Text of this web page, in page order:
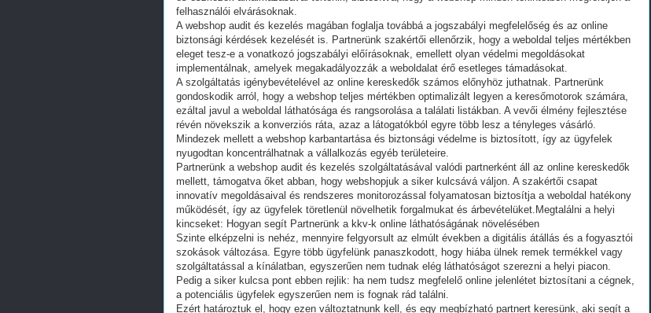
felhasználói elvárásoknak.
A webshop audit és kezelés magában foglalja továbbá a jogszabályi megfelelőség és az online
biztonsági kérdések kezelését is. Partnerünk szakértői ellenőrzik, hogy a weboldal teljes mértékben
eleget tesz-e a vonatkozó jogszabályi előírásoknak, emellett olyan védelmi megoldásokat
implementálnak, amelyek megakadályozzák a weboldalat érő esetleges támadásokat.
A szolgáltatás igénybevételével az online kereskedők számos előnyhöz juthatnak. Partnerünk
gondoskodik arról, hogy a webshop teljes mértékben optimalizált legyen a keresőmotorok számára,
ezáltal javul a weboldal láthatósága és rangsorolása a találati listákban. A vevői élmény fejlesztése
révén növekszik a konverziós ráta, azaz a látogatókból egyre több lesz a tényleges vásárló.
Mindezek mellett a webshop karbantartása és biztonsági védelme is biztosított, így az ügyfelek
nyugodtan koncentrálhatnak a vállalkozás egyéb területeire.
Partnerünk a webshop audit és kezelés szolgáltatásával valódi partnerként áll az online kereskedők
mellett, támogatva őket abban, hogy webshopjuk a siker kulcsává váljon. A szakértői csapat
innovatív megoldásaival és rendszeres monitorozással folyamatosan biztosítja a weboldal hatékony
működését, így az ügyfelek töretlenül növelhetik forgalmukat és árbevételüket.Megtalálni a helyi
kincseket: Hogyan segít Partnerünk a kkv-k online láthatóságának növelésében
Szinte elképzelni is nehéz, mennyire felgyorsult az elmúlt években a digitális átállás és a fogyasztói
szokások változása. Egyre több ügyfelünk panaszkodott, hogy hiába ülnek remek termékkel vagy
szolgáltatással a kínálatban, egyszerűen nem tudnak elég láthatóságot szerezni a helyi piacon.
Pedig a siker kulcsa pont ebben rejlik: ha nem tudsz megfelelő online jelenlétet biztosítani a cégnek,
a potenciális ügyfelek egyszerűen nem is fognak rád találni.
Ezért határoztuk el, hogy ezen változtatnunk kell, és egy megbízható partnert keresünk, aki segít a